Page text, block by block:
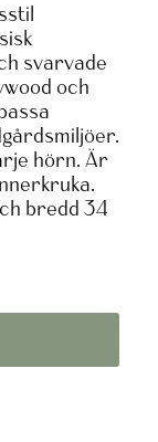
svarvade
och
hörn. Är
bredd 34